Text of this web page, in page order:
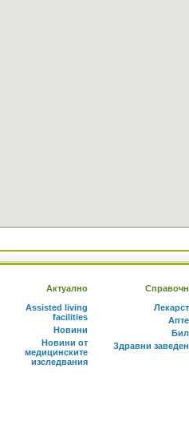
Актуално
Assisted living
facilities
Новини
Новини от
медицинските
изследвания
Здравни